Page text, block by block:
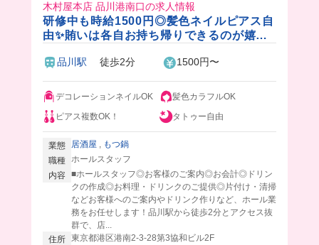
木村屋本店 品川港南口の求人情報
研修中も時給1500円◎髪色ネイルピアス自
由✨賄いは各自お持ち帰りできるのが嬉し
者さんも安心🔰
品川駅 徒歩2分 1500円〜
デコレーションネイルOK
髪色カラフルOK
ピアス複数OK！
タトゥー自由
業態 居酒屋 , もつ鍋
職種 ホールスタッフ
内容 ■ホールスタッフ◎お客様のご案内◎お会計◎ドリン
クの作成◎お料理・ドリンクのご提供◎片付け・清掃
などお客様へのご案内やドリンク作りなど、ホール業
務をお任せします！品川駅から徒歩2分とアクセス抜
群で、店...
住所 東京都港区港南2-3-28第3協和ビル2F